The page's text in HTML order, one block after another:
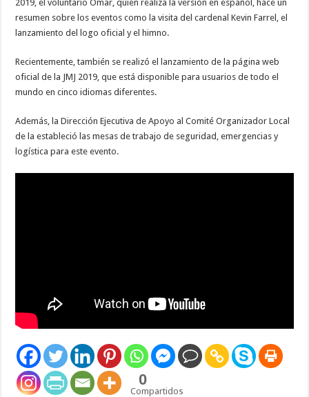
2019, el voluntario Omar, quien realiza la versión en español, hace un
resumen sobre los eventos como la visita del cardenal Kevin Farrel, el
lanzamiento del logo oficial y el himno.
Recientemente, también se realizó el lanzamiento de la página web
oficial de la JMJ 2019, que está disponible para usuarios de todo el
mundo en cinco idiomas diferentes.
Además, la Dirección Ejecutiva de Apoyo al Comité Organizador Local
de la estableció las mesas de trabajo de seguridad, emergencias y
logística para este evento.
0
Compartidos